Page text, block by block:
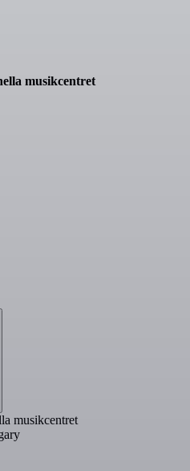
musikcentret
musikcentret